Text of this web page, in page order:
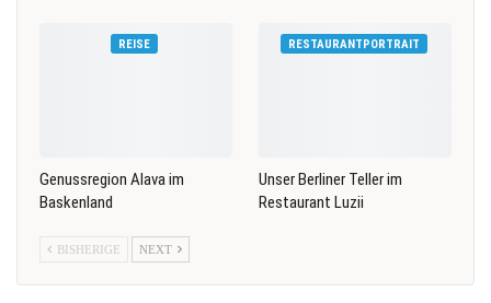
REISE
Genussregion Alava im
Baskenland
RESTAURANTPORTRAIT
Unser Berliner Teller im
Restaurant Luzii
BISHERIGE NEXT